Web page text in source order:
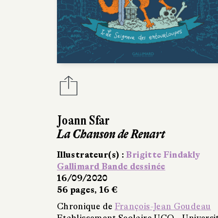
Joann Sfar
La Chanson de Renart
Illustrateur(s) :Brigitte Findakly
Gallimard Bande dessinée
16/09/2020
56 pages, 16 €
Chronique de François-Jean Goudeau